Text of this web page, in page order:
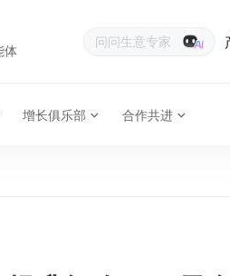
体
生
增长俱乐部 合作共进